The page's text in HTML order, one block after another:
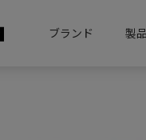
ブランド 製